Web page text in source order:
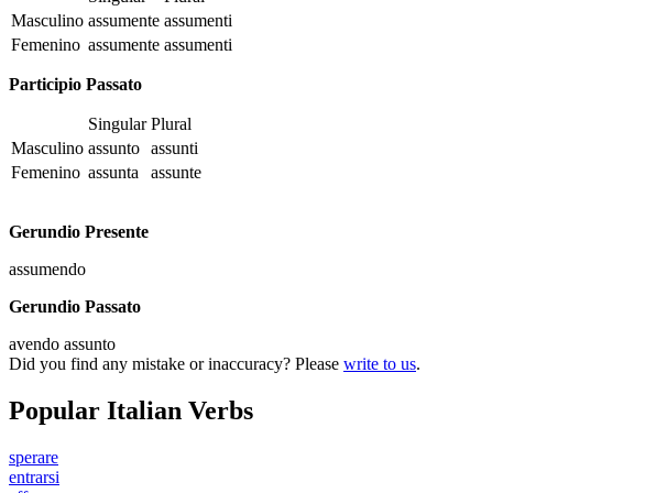
Masculino assumente assumenti
Femenino assumente assumenti
Participio Passato
Singular Plural
Masculino assunto assunti
Femenino assunta assunte
Gerundio Presente
assumendo
Gerundio Passato
avendo assunto
Did you find any mistake or inaccuracy? Please write to us.
Popular Italian Verbs
sperare
entrarsi